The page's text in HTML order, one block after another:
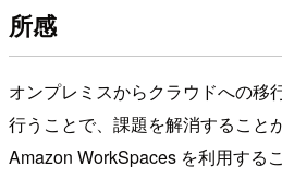
所感
オンプレミスからクラウドへの移
行うことで、課題を解消すること
Amazon WorkSpaces を利用する